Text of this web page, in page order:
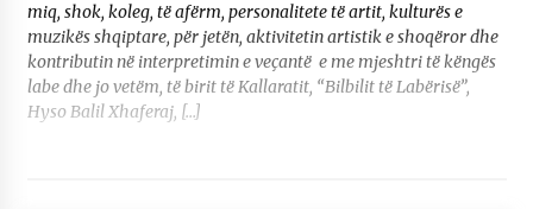
miq, shok, koleg, të afërm, personalitete të artit, kulturës e
muzikës shqiptare, për jetën, aktivitetin artistik e shoqëror dhe
kontributin në interpretimin e veçantë e me mjeshtri të këngës
labe dhe jo vetëm, të birit të Kallaratit, “Bilbilit të Labërisë”,
Hyso Balil Xhaferaj, […]